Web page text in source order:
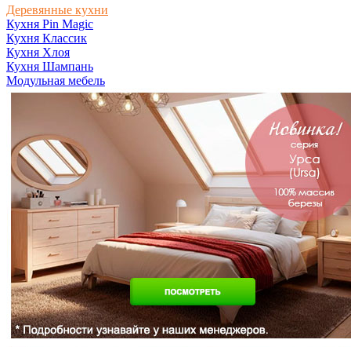
Деревянные кухни
Кухня Pin Magic
Кухня Классик
Кухня Хлоя
Кухня Шампань
Модульная мебель